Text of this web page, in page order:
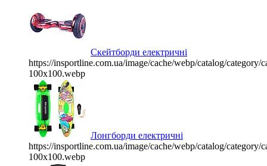
Скейтборди електричні
https://insportline.com.ua/image/cache/webp/catalog/category/
100x100.webp
Лонгборди електричні
https://insportline.com.ua/image/cache/webp/catalog/category/
100x100.webp